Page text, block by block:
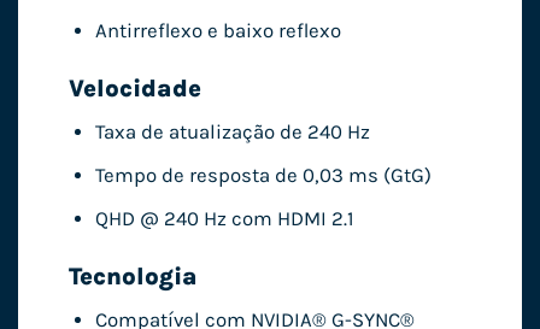
Antirreflexo e baixo reflexo
Velocidade
Taxa de atualização de 240 Hz
Tempo de resposta de 0,03 ms (GtG)
QHD @ 240 Hz com HDMI 2.1
Tecnologia
Compatível com NVIDIA® G-SYNC®